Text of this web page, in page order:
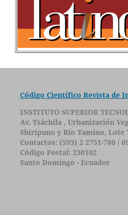
Código Científico Revista de
INSTITUTO SUPERIOR
Av. Tsáchila , Urbanización
Shiripuno y Río Yamino, Lote
Contactos: (593) 2 2751-780 /
Código Postal: 230102
Santo Domingo - Ecuador